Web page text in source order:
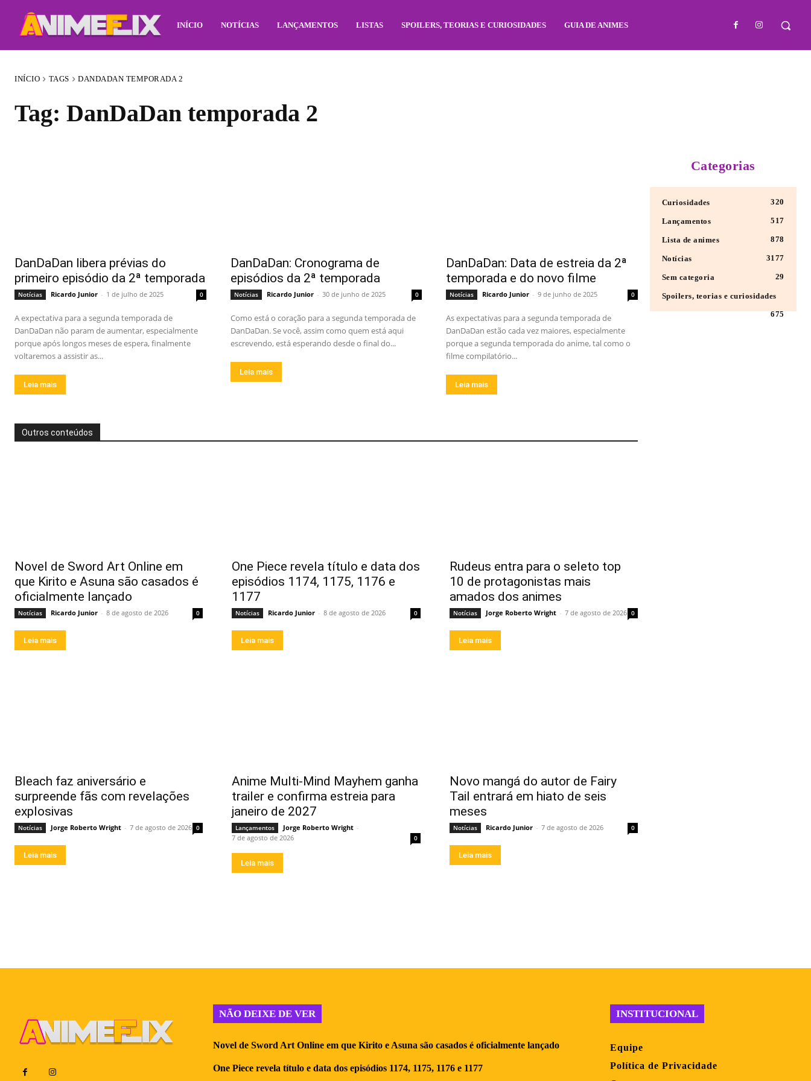
INÍCIO NOTÍCIAS LANÇAMENTOS LISTAS SPOILERS, TEORIAS E CURIOSIDADES GUIA DE ANIMES
INÍCIO TAGS DANDADAN TEMPORADA 2
Tag: DanDaDan temporada 2
DanDaDan libera prévias do
primeiro episódio da 2ª temporada
Notícias Ricardo Junior - 1 de julho de 2025 0
A expectativa para a segunda temporada de
DanDaDan não param de aumentar, especialmente
porque após longos meses de espera, finalmente
voltaremos a assistir as...
Leia mais
DanDaDan: Cronograma de
episódios da 2ª temporada
Notícias Ricardo Junior - 30 de junho de 2025 0
Como está o coração para a segunda temporada de
DanDaDan. Se você, assim como quem está aqui
escrevendo, está esperando desde o final do...
Leia mais
DanDaDan: Data de estreia da 2ª
temporada e do novo filme
Notícias Ricardo Junior - 9 de junho de 2025 0
As expectativas para a segunda temporada de
DanDaDan estão cada vez maiores, especialmente
porque a segunda temporada do anime, tal como o
filme compilatório...
Leia mais
Outros conteúdos
Novel de Sword Art Online em
que Kirito e Asuna são casados é
oficialmente lançado
Notícias Ricardo Junior - 8 de agosto de 2026 0
Leia mais
One Piece revela título e data dos
episódios 1174, 1175, 1176 e
1177
Notícias Ricardo Junior - 8 de agosto de 2026 0
Leia mais
Rudeus entra para o seleto top
10 de protagonistas mais
amados dos animes
Notícias Jorge Roberto Wright - 7 de agosto de 2026 0
Leia mais
Bleach faz aniversário e
surpreende fãs com revelações
explosivas
Notícias Jorge Roberto Wright - 7 de agosto de 2026 0
Leia mais
Anime Multi-Mind Mayhem ganha
trailer e confirma estreia para
janeiro de 2027
Lançamentos Jorge Roberto Wright -
7 de agosto de 2026
0
Leia mais
Novo mangá do autor de Fairy
Tail entrará em hiato de seis
meses
Notícias Ricardo Junior - 7 de agosto de 2026 0
Leia mais
Categorias
Curiosidades 320
Lançamentos 517
Lista de animes 878
Notícias 3177
Sem categoria 29
Spoilers, teorias e curiosidades
675
NÃO DEIXE DE VER
Novel de Sword Art Online em que Kirito e Asuna são casados é oficialmente lançado
One Piece revela título e data dos episódios 1174, 1175, 1176 e 1177
INSTITUCIONAL
Equipe
Política de Privacidade